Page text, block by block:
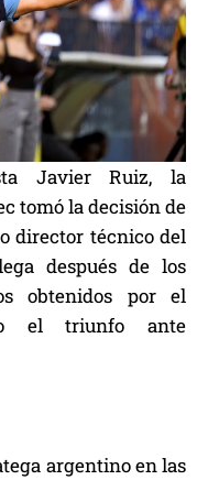
Javier Ruiz, la
tomó la decisión de
director técnico del
después de los
obtenidos por el
el triunfo ante
argentino en las